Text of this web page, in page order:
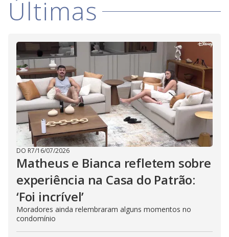
Últimas
DO R7/16/07/2026
Matheus e Bianca refletem sobre
experiência na Casa do Patrão:
‘Foi incrível’
Moradores ainda relembraram alguns momentos no
condomínio